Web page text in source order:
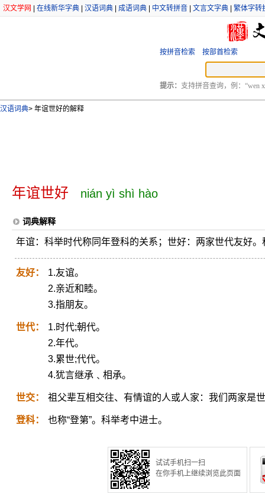
汉文学网 在线新华字典 汉语词典 成语词典 中文转拼音 文言文字典 繁体字转
按拼音检索 按部首检索
提示： 支持拼音查询，例：“wen
汉语词典> 年谊世好的解释
年谊世好 nián yì shì hào
词典解释
年谊：科举时代称同年登科的关系；世好：两家世代友好
友好：
1.友谊。
2.亲近和睦。
3.指朋友。
世代：
1.时代;朝代。
2.年代。
3.累世;代代。
4.犹言继承﹑相承。
世交： 祖父辈互相交往、有情谊的人或人家：我们两家是
登科： 也称“登第”。科举考中进士。
试试手机扫一扫
在你手机上继续浏览此页面